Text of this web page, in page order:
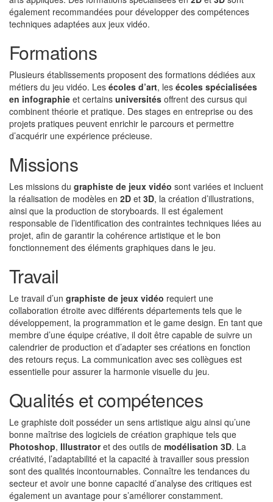
également recommandées pour développer des compétences
techniques adaptées aux jeux vidéo.
Formations
Plusieurs établissements proposent des formations dédiées aux
métiers du jeu vidéo. Les écoles d’art, les écoles spécialisées
en infographie et certains universités offrent des cursus qui
combinent théorie et pratique. Des stages en entreprise ou des
projets pratiques peuvent enrichir le parcours et permettre
d’acquérir une expérience précieuse.
Missions
Les missions du graphiste de jeux vidéo sont variées et incluent
la réalisation de modèles en 2D et 3D, la création d’illustrations,
ainsi que la production de storyboards. Il est également
responsable de l’identification des contraintes techniques liées au
projet, afin de garantir la cohérence artistique et le bon
fonctionnement des éléments graphiques dans le jeu.
Travail
Le travail d’un graphiste de jeux vidéo requiert une
collaboration étroite avec différents départements tels que le
développement, la programmation et le game design. En tant que
membre d’une équipe créative, il doit être capable de suivre un
calendrier de production et d’adapter ses créations en fonction
des retours reçus. La communication avec ses collègues est
essentielle pour assurer la harmonie visuelle du jeu.
Qualités et compétences
Le graphiste doit posséder un sens artistique aigu ainsi qu’une
bonne maîtrise des logiciels de création graphique tels que
Photoshop, Illustratoret des outils de modélisation 3D. La
créativité, l’adaptabilité et la capacité à travailler sous pression
sont des qualités incontournables. Connaître les tendances du
secteur et avoir une bonne capacité d’analyse des critiques est
également un avantage pour s’améliorer constamment.